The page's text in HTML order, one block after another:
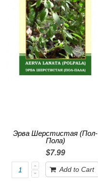
Эрва Шерстистая (Пол-
Пола)
$7.99
Add to Cart